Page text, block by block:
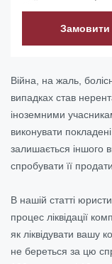
Замовити
Війна, на жаль,
випадках став
іноземними
виконувати
залишається іншого
спробувати її
В нашій статті
процес ліквідації
як ліквідувати вашу
не береться за цю